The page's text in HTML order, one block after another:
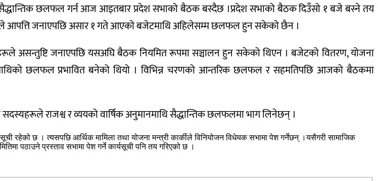
सैद्धान्तिक छलफल गर्न आज आइतबार प्रदेश सभाको बैठक बस्दैछ ।प्रदेश सभाको बैठक दिउँसो १ बजे बस्ने तय
आपत्ति जनाएपछि असार १ गते आएको बजेटमाथि अहिलेसम्म छलफल हुन सकेको छैन ।
असन्तुष्टि जनाएपछि यसअघि बैठक नियमित रूपमा सञ्चालन हुन सकेको थिएन । बजेटको वितरण, योजना
छलफल प्रभावित बनेको थियो । विभिन्न चरणको आन्तरिक छलफल र सहमतिपछि आजको बैठकमा
राजश्व र व्ययको वार्षिक अनुमानमाथि सैद्धान्तिक छलफलमा भाग लिनेछन् ।
रहेको छ । त्यसपछि आर्थिक मामिला तथा योजना मन्त्री कार्कीले विनियोजन विधेयक सभामा पेश गर्नेछन् ।यसैगरी सामाजिक
पठाउने प्रस्ताव सभामा पेश गर्ने कार्यसूची पनि तय गरिएको छ ।